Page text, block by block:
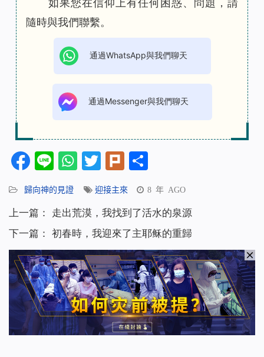
如果您在信仰上有任何困惑、問題，請
隨時與我們聯繫。
通過WhatsApp與我們聊天
通過Messenger與我們聊天
Facebook
LineWhatsApp
Twitter
Plurk
享
歸向神的見證 迎接主來 8 年 AGO
上一篇：
走出荒漠，我找到了活水的泉源
下一篇： 初春時，我迎來了主耶稣的重歸